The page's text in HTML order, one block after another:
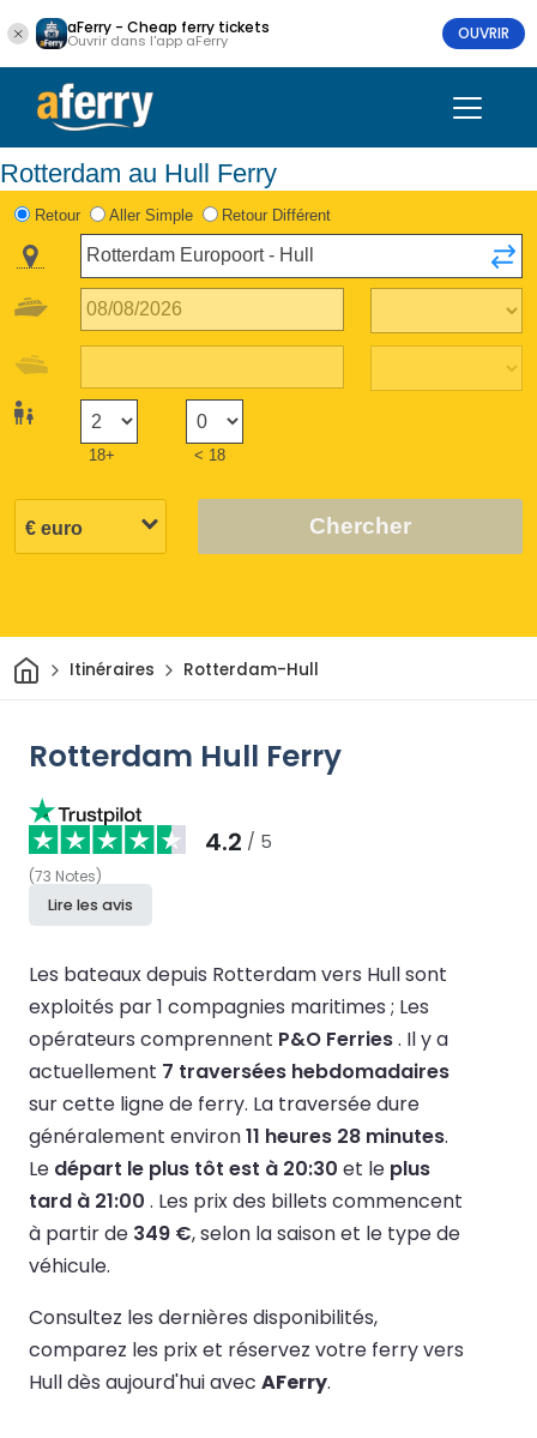
aFerry - Cheap ferry tickets
Ouvrir dans l'app aFerry OUVRIR
Rotterdam au Hull Ferry
Retour Aller Simple Retour Différent
18+ < 18
Chercher
Maison
Itinéraires Rotterdam-Hull
Rotterdam Hull Ferry
4.2 / 5
(73 Notes)
Lire les avis
Les bateaux depuis Rotterdam vers Hull sont
exploités par 1 compagnies maritimes ; Les
opérateurs comprennent P&O Ferries. Il y a
actuellement 7 traversées hebdomadaires
sur cette ligne de ferry. La traversée dure
généralement environ11 heures 28 minutes.
Le départ le plus tôt est à 20:30 et le plus
tard à 21:00 . Les prix des billets commencent
à partir de 349 €, selon la saison et le type de
véhicule.
Consultez les dernières disponibilités,
comparez les prix et réservez votre ferry vers
Hull dès aujourd'hui avec AFerry.